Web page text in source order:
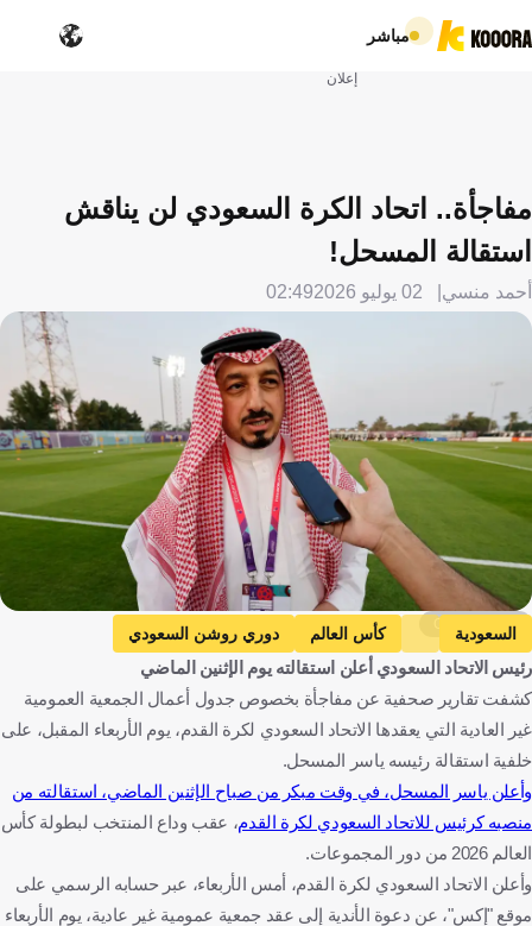
مباشر
إعلان
مفاجأة.. اتحاد الكرة السعودي لن يناقش
استقالة المسحل!
أحمد منسي 02 يوليو 2026 02:49
Getty Images
السعودية كأس العالم
دوري روشن السعودي
المملكة العربية السعودية
كرة قدم
رئيس الاتحاد السعودي أعلن استقالته يوم الإثنين الماضي
كشفت تقارير صحفية عن مفاجأة بخصوص جدول أعمال الجمعية العمومية
غير العادية التي يعقدها الاتحاد السعودي لكرة القدم، يوم الأربعاء المقبل، على
خلفية استقالة رئيسه ياسر المسحل.
وأعلن ياسر المسحل، في وقت مبكر من صباح الإثنين الماضي، استقالته من
منصبه كرئيس للاتحاد السعودي لكرة القدم، عقب وداع المنتخب لبطولة كأس
العالم 2026 من دور المجموعات.
وأعلن الاتحاد السعودي لكرة القدم، أمس الأربعاء، عبر حسابه الرسمي على
موقع "إكس"، عن دعوة الأندية إلى عقد جمعية عمومية غير عادية، يوم الأربعاء